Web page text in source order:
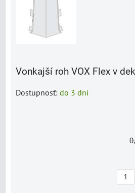
Vonkajší roh VOX Flex v
Dostupnosť: do 3 dní